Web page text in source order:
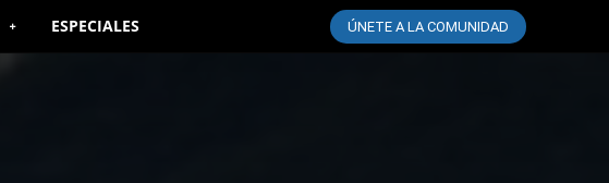
ESPECIALES ÚNETE A LA COMUNIDAD